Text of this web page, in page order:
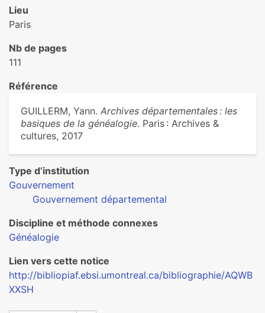
Lieu
Paris
Nb de pages
111
Référence
GUILLERM, Yann. Archives départementales : les
basiques de la généalogie. Paris : Archives &
cultures, 2017
Type d’institution
Gouvernement
Gouvernement départemental
Discipline et méthode connexes
Généalogie
Lien vers cette notice
http://bibliopiaf.ebsi.umontreal.ca/bibliographie/AQWB
XXSH